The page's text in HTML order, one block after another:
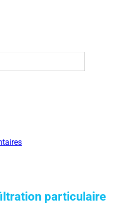
particulaire